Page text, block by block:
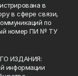
в
в сфере связи,
по
номер ПИ № ТУ
ИЗДАНИЯ:
информации